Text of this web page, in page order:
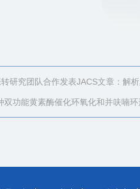
研究团队合作发表JACS文章：解
功能黄素酶催化环氧化和并呋喃环